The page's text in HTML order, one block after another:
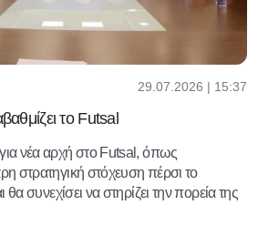
29.07.2026 | 15:37
το Futsal
νέα αρχή στο Futsal, όπως
στρατηγική στόχευση πέρσι το
θα συνεχίσει να στηρίζει την πορεία της